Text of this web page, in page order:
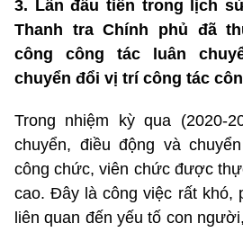
3. Lần đầu tiên trong lịch
Thanh tra Chính phủ đã
công công tác luân
chuyển đổi vị trí công tác
Trong nhiệm kỳ qua (2020-
chuyển, điều động và
công chức, viên chức được
cao. Đây là công việc rất khó,
liên quan đến yếu tố con